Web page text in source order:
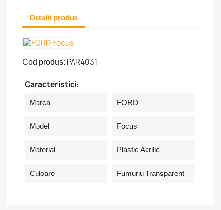
Detalii produs
Cod produs: PAR4031
Caracteristici:
Marca FORD
Model Focus
Material Plastic Acrilic
Culoare Fumuriu Transparent